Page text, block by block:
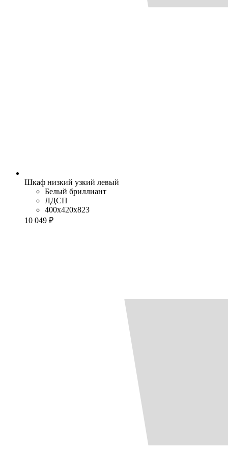
Шкаф низкий узкий левый
Белый бриллиант
ЛДСП
400x420x823
10 049 ₽